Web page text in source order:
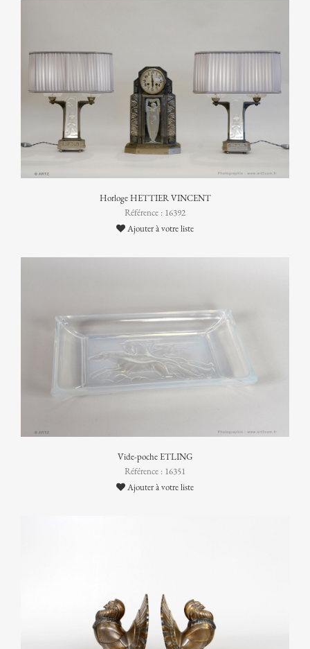
Horloge HETTIER VINCENT
Référence : 16392
Ajouter à votre liste
Vide-poche ETLING
Référence : 16351
Ajouter à votre liste